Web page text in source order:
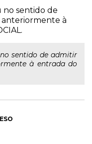
no sentido de
anteriormente à
sentido de admitir
à entrada do